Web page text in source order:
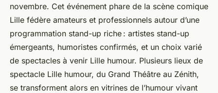
novembre. Cet événement phare de la scène comique
Lille fédère amateurs et professionnels autour d’une
programmation stand-up riche : artistes stand-up
émergeants, humoristes confirmés, et un choix varié
de spectacles à venir Lille humour. Plusieurs lieux de
spectacle Lille humour, du Grand Théâtre au Zénith,
se transforment alors en vitrines de l’humour vivant